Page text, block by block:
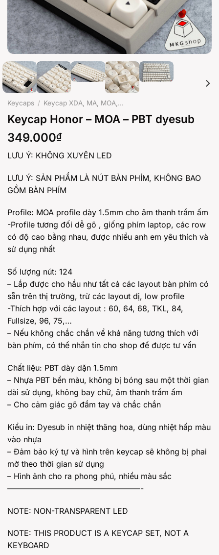
Keycaps / Keycap XDA, MA, MOA,...
Keycap Honor – MOA – PBT dyesub
349.000₫
LƯU Ý: KHÔNG XUYÊN LED
LƯU Ý: SẢN PHẨM LÀ NÚT BÀN PHÍM, KHÔNG BAO
GỒM BÀN PHÍM
Profile: MOA profile dày 1.5mm cho âm thanh trầm ấm
-Profile tương đối dễ gõ , giống phím laptop, các row
có độ cao bằng nhau, được nhiều anh em yêu thích và
sử dụng nhất
Số lượng nút: 124
– Lắp được cho hầu như tất cả các layout bàn phím có
sẵn trên thị trường, trừ các layout dị, low profile
-Thích hợp với các layout : 60, 64, 68, TKL, 84,
Fullsize, 96, 75,…
– Nếu không chắc chắn vể khả năng tương thích với
bàn phím, có thể nhắn tin cho shop để được tư vấn
Chất liệu: PBT dày dặn 1.5mm
– Nhựa PBT bền màu, không bị bóng sau một thời gian
dài sử dụng, không bay chữ, âm thanh trầm ấm
– Cho cảm giác gõ đầm tay và chắc chắn
Kiểu in: Dyesub in nhiệt thăng hoa, dùng nhiệt hấp màu
vào nhựa
– Đảm bảo ký tự và hình trên keycap sẽ không bị phai
mờ theo thời gian sử dụng
– Hình ảnh cho ra phong phú, nhiều màu sắc
—————————————————-
NOTE: NON-TRANSPARENT LED
NOTE: THIS PRODUCT IS A KEYCAP SET, NOT A
KEYBOARD